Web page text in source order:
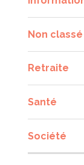
Non classé
Retraite
Santé
Société